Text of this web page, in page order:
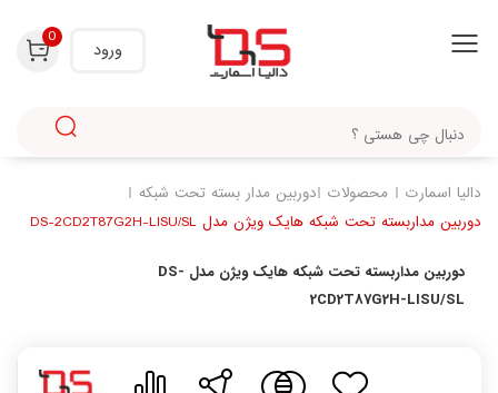
ورود
0
دالیا اسمارت محصولات دوربین مدار بسته تحت شبکه
دوربین مداربسته تحت شبکه هایک ویژن مدل DS-2CD2T87G2H-LISU/SL
دوربین مداربسته تحت شبکه هایک ویژن مدل DS-
2CD2T87G2H-LISU/SL